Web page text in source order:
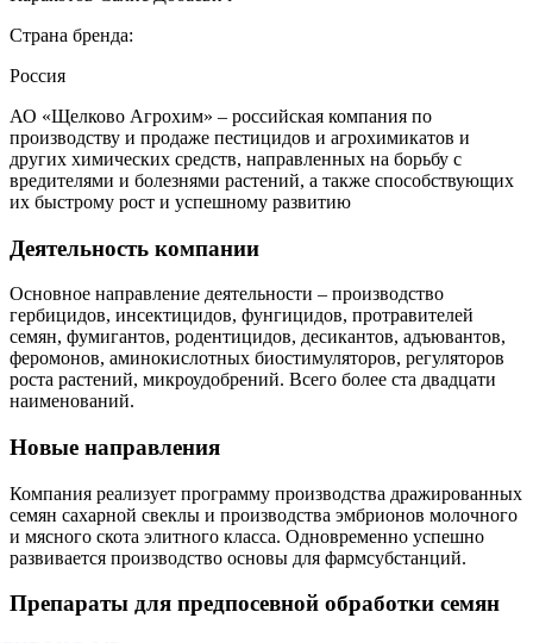
Страна бренда:
Россия
АО «Щелково Агрохим» – российская компания по
производству и продаже пестицидов и агрохимикатов и
других химических средств, направленных на борьбу с
вредителями и болезнями растений, а также способствующих
их быстрому рост и успешному развитию
Деятельность компании
Основное направление деятельности – производство
гербицидов, инсектицидов, фунгицидов, протравителей
семян, фумигантов, родентицидов, десикантов, адъювантов,
феромонов, аминокислотных биостимуляторов, регуляторов
роста растений, микроудобрений. Всего более ста двадцати
наименований.
Новые направления
Компания реализует программу производства дражированных
семян сахарной свеклы и производства эмбрионов молочного
и мясного скота элитного класса. Одновременно успешно
развивается производство основы для фармсубстанций.
Препараты для предпосевной обработки семян